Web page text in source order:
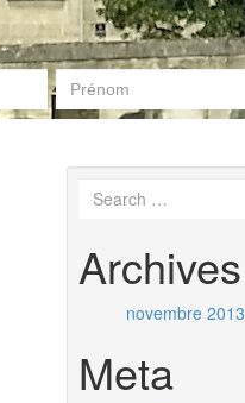
Archives
novembre 2013
Meta